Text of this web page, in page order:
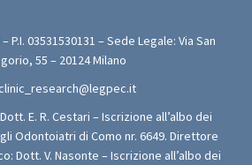
P.I. 03531530131 – Sede Legale: Via San
55 – 20124 Milano
E. R. Cestari – Iscrizione all’albo dei
Odontoiatri di Como nr. 6649. Direttore
Dott. V. Nasonte – Iscrizione all’albo dei